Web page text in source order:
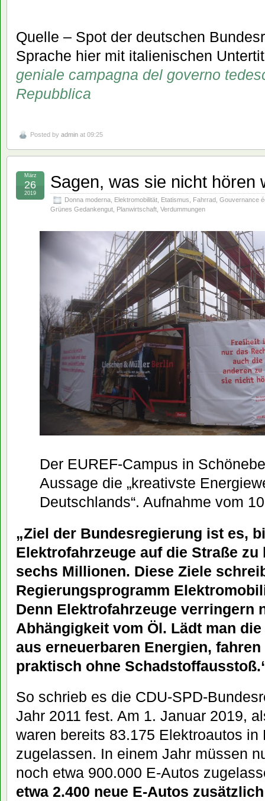
Quelle – Spot der deutschen
Sprache hier mit italienischen
geniale campagna del governo
Repubblica
Posted by admin at 09:25
Sagen, was sie nicht hören
Donna moderna Elektromobilität Etatismus Fahrrad Gouvernance
Grünes Gedankengut Planwirtschaft Verdummungen
März
26
2019
Der EUREF-Campus in
Aussage die „kreativste
Deutschlands“. Aufnahme vom
„Ziel der Bundesregierung ist es,
Elektrofahrzeuge auf die Straße zu
sechs Millionen. Diese Ziele
Regierungsprogramm
Denn Elektrofahrzeuge verringern
Abhängigkeit vom Öl. Lädt man
aus erneuerbaren Energien,
praktisch ohne
So schrieb es die CDU-SPD-
Jahr 2011 fest. Am 1. Januar 2019,
waren bereits 83.175 Elektroautos in
zugelassen. In einem Jahr müssen
noch etwa 900.000 E-Autos
etwa 2.400 neue E-Autos zusätzlich